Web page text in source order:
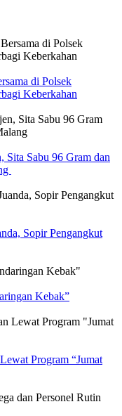
di Polsek
Keberkahan
Sita Sabu 96 Gram dan
Sopir Pengangkut
Kebak”
Program “Jumat